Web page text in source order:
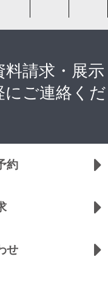
請求・展示
ご連絡くだ
約
せ